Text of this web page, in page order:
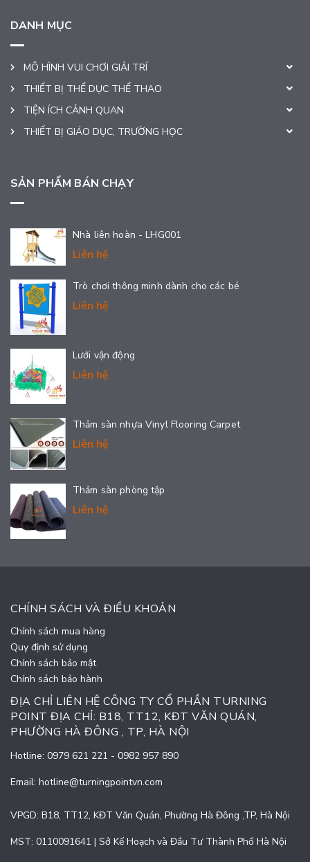
DANH MỤC
MÔ HÌNH VUI CHƠI GIẢI TRÍ
THIẾT BỊ THỂ DỤC THỂ THAO
TIỆN ÍCH CẢNH QUAN
THIẾT BỊ GIÁO DỤC, TRƯỜNG HỌC
SẢN PHẨM BÁN CHẠY
Nhà liên hoàn - LHG001
Liên hệ
Trò chơi thông minh dành cho các bé
Liên hệ
Lưới vận động
Liên hệ
Thảm sàn nhựa Vinyl Flooring Carpet
Liên hệ
Thảm sàn phòng tập
Liên hệ
CHÍNH SÁCH VÀ ĐIỀU KHOẢN
Chính sách mua hàng
Quy định sử dụng
Chính sách bảo mật
Chính sách bảo hành
ĐỊA CHỈ LIÊN HỆ CÔNG TY CỔ PHẦN TURNING
POINT ĐỊA CHỈ: B18, TT12, KĐT VĂN QUÁN,
PHƯỜNG HÀ ĐÔNG , TP, HÀ NỘI
Hotline: 0979 621 221 - 0982 957 890
Email: hotline@turningpointvn.com
VPGD: B18, TT12, KĐT Văn Quán, Phường Hà Đông ,TP, Hà Nội
MST: 0110091641 | Sở Kế Hoạch và Đầu Tư Thành Phố Hà Nội